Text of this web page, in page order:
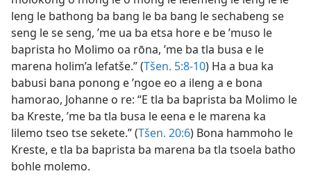
leng le bathong ba bang le ba bang le sechabeng se
seng le se seng, ’me ua ba etsa hore e be ’muso le
baprista ho Molimo oa rōna, ’me ba tla busa e le
marena holim’a lefatše.” (Tšen. 5:8-10) Ha a bua ka
babusi bana ponong e ’ngoe eo a ileng a e bona
hamorao, Johanne o re: “E tla ba baprista ba Molimo le
ba Kreste, ’me ba tla busa le eena e le marena ka
lilemo tseo tse sekete.” (Tšen. 20:6) Bona hammoho le
Kreste, e tla ba baprista ba marena ba tla tsoela batho
bohle molemo.